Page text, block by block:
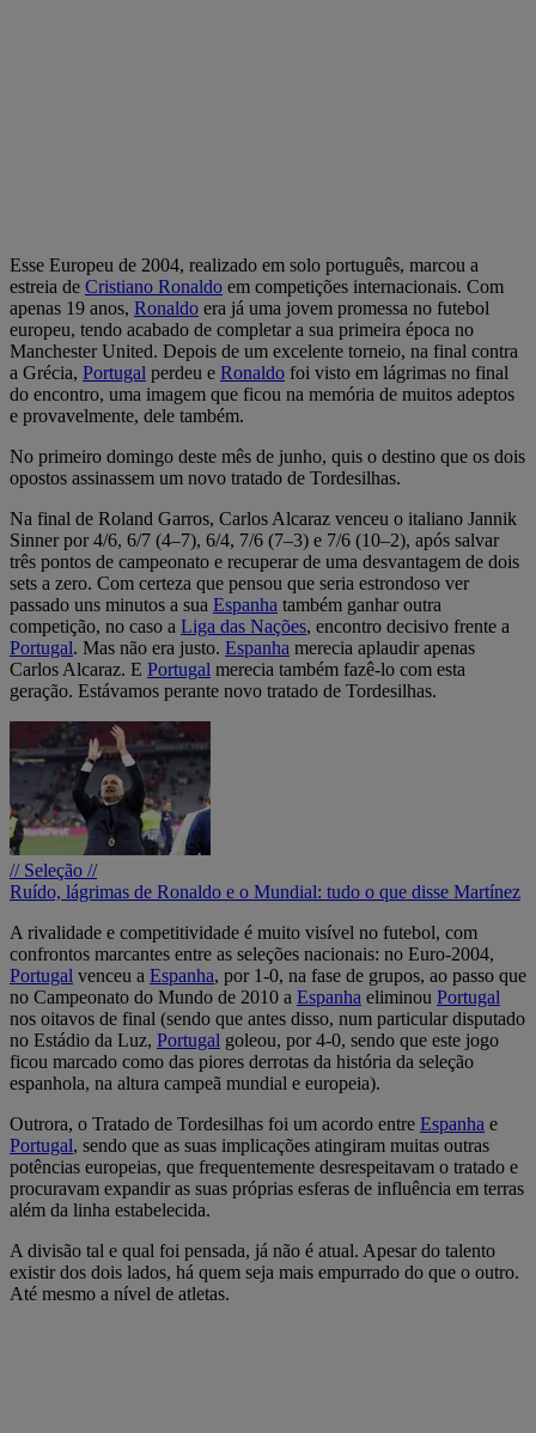
Esse Europeu de 2004, realizado em solo português, marcou a
estreia de Cristiano Ronaldo em competições internacionais. Com
apenas 19 anos, Ronaldo era já uma jovem promessa no futebol
europeu, tendo acabado de completar a sua primeira época no
Manchester United. Depois de um excelente torneio, na final contra
a Grécia, Portugal perdeu e Ronaldo foi visto em lágrimas no final
do encontro, uma imagem que ficou na memória de muitos adeptos
e provavelmente, dele também.
No primeiro domingo deste mês de junho, quis o destino que os dois
opostos assinassem um novo tratado de Tordesilhas.
Na final de Roland Garros, Carlos Alcaraz venceu o italiano Jannik
Sinner por 4/6, 6/7 (4–7), 6/4, 7/6 (7–3) e 7/6 (10–2), após salvar
três pontos de campeonato e recuperar de uma desvantagem de dois
sets a zero. Com certeza que pensou que seria estrondoso ver
passado uns minutos a sua Espanha também ganhar outra
competição, no caso a Liga das Nações, encontro decisivo frente a
Portugal. Mas não era justo. Espanha merecia aplaudir apenas
Carlos Alcaraz. E Portugal merecia também fazê-lo com esta
geração. Estávamos perante novo tratado de Tordesilhas.
// Seleção //
Ruído, lágrimas de Ronaldo e o Mundial: tudo o que disse Martínez
A rivalidade e competitividade é muito visível no futebol, com
confrontos marcantes entre as seleções nacionais: no Euro-2004,
Portugal venceu a Espanha, por 1-0, na fase de grupos, ao passo que
no Campeonato do Mundo de 2010 a Espanha eliminou Portugal
nos oitavos de final (sendo que antes disso, num particular disputado
no Estádio da Luz, Portugal goleou, por 4-0, sendo que este jogo
ficou marcado como das piores derrotas da história da seleção
espanhola, na altura campeã mundial e europeia).
Outrora, o Tratado de Tordesilhas foi um acordo entre Espanha e
Portugal, sendo que as suas implicações atingiram muitas outras
potências europeias, que frequentemente desrespeitavam o tratado e
procuravam expandir as suas próprias esferas de influência em terras
além da linha estabelecida.
A divisão tal e qual foi pensada, já não é atual. Apesar do talento
existir dos dois lados, há quem seja mais empurrado do que o outro.
Até mesmo a nível de atletas.